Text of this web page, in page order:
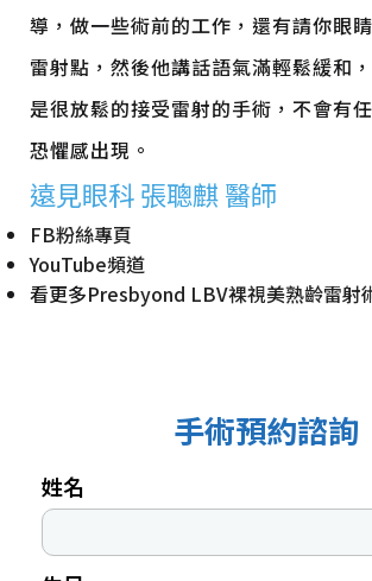
導，做一些術前的工作，還有請你眼
雷射點，然後他講話語氣滿輕鬆緩和
是很放鬆的接受雷射的手術，不會有
恐懼感出現。
遠見眼科 張聰麒 醫師
FB粉絲專頁
YouTube頻道
看更多Presbyond LBV裸視美熟齡雷射
手術預約諮詢
姓名